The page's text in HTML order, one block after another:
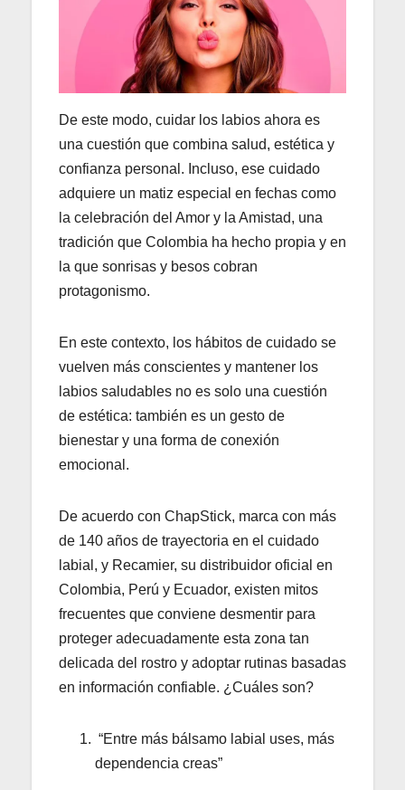
De este modo, cuidar los labios ahora es
una cuestión que combina salud, estética y
confianza personal. Incluso, ese cuidado
adquiere un matiz especial en fechas como
la celebración del Amor y la Amistad, una
tradición que Colombia ha hecho propia y en
la que sonrisas y besos cobran
protagonismo.
En este contexto, los hábitos de cuidado se
vuelven más conscientes y mantener los
labios saludables no es solo una cuestión
de estética: también es un gesto de
bienestar y una forma de conexión
emocional.
De acuerdo con ChapStick, marca con más
de 140 años de trayectoria en el cuidado
labial, y Recamier, su distribuidor oficial en
Colombia, Perú y Ecuador, existen mitos
frecuentes que conviene desmentir para
proteger adecuadamente esta zona tan
delicada del rostro y adoptar rutinas basadas
en información confiable. ¿Cuáles son?
“Entre más bálsamo labial uses, más
dependencia creas”